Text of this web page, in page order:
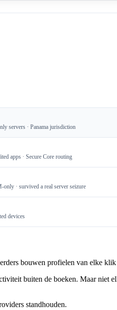
servers · Panama jurisdiction
apps · Secure Core routing
· survived a real server seizure
devices
bouwen profielen van elke
buiten de boeken. Maar niet
standhouden.